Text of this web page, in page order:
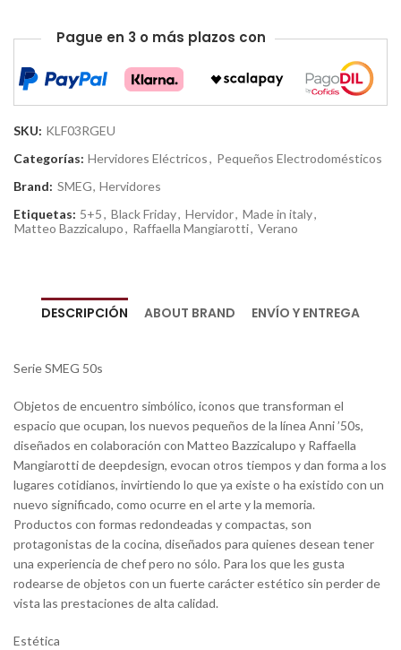
Pague en 3 o más plazos con
SKU: KLF03RGEU
Categorías: Hervidores Eléctricos, Pequeños Electrodomésticos
Brand: SMEG, Hervidores
Etiquetas: 5+5, Black Friday, Hervidor, Made in italy,
Matteo Bazzicalupo, Raffaella Mangiarotti, Verano
DESCRIPCIÓN ABOUT BRAND ENVÍO Y ENTREGA
Serie SMEG 50s
Objetos de encuentro simbólico, iconos que transforman el
espacio que ocupan, los nuevos pequeños de la línea Anni ’50s,
diseñados en colaboración con Matteo Bazzicalupo y Raffaella
Mangiarotti de deepdesign, evocan otros tiempos y dan forma a los
lugares cotidianos, invirtiendo lo que ya existe o ha existido con un
nuevo significado, como ocurre en el arte y la memoria.
Productos con formas redondeadas y compactas, son
protagonistas de la cocina, diseñados para quienes desean tener
una experiencia de chef pero no sólo. Para los que les gusta
rodearse de objetos con un fuerte carácter estético sin perder de
vista las prestaciones de alta calidad.
Estética